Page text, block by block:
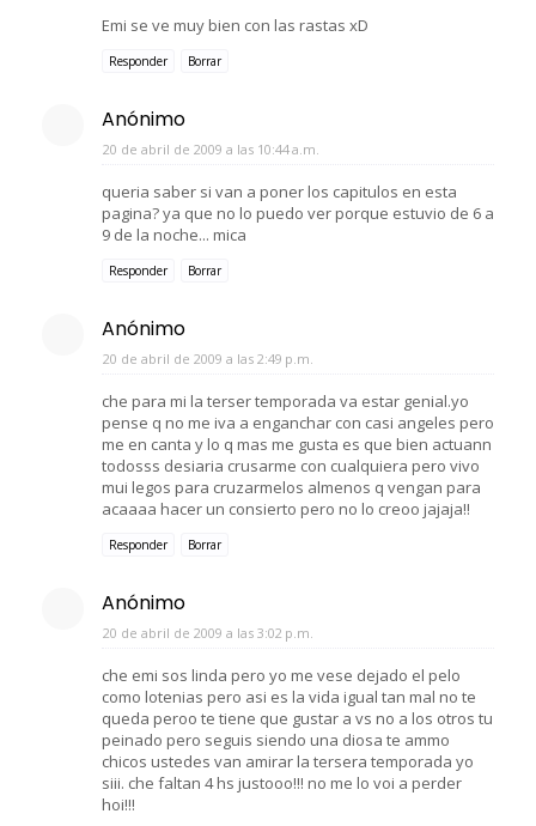
Emi se ve muy bien con las rastas xD
Responder Borrar
Anónimo
20 de abril de 2009 a las 10:44 a.m.
queria saber si van a poner los capitulos en esta
pagina? ya que no lo puedo ver porque estuvio de 6 a
9 de la noche... mica
Responder Borrar
Anónimo
20 de abril de 2009 a las 2:49 p.m.
che para mi la terser temporada va estar genial.yo
pense q no me iva a enganchar con casi angeles pero
me en canta y lo q mas me gusta es que bien actuann
todosss desiaria crusarme con cualquiera pero vivo
mui legos para cruzarmelos almenos q vengan para
acaaaa hacer un consierto pero no lo creoo jajaja!!
Responder Borrar
Anónimo
20 de abril de 2009 a las 3:02 p.m.
che emi sos linda pero yo me vese dejado el pelo
como lotenias pero asi es la vida igual tan mal no te
queda peroo te tiene que gustar a vs no a los otros tu
peinado pero seguis siendo una diosa te ammo
chicos ustedes van amirar la tersera temporada yo
siii. che faltan 4 hs justooo!!! no me lo voi a perder
hoi!!!